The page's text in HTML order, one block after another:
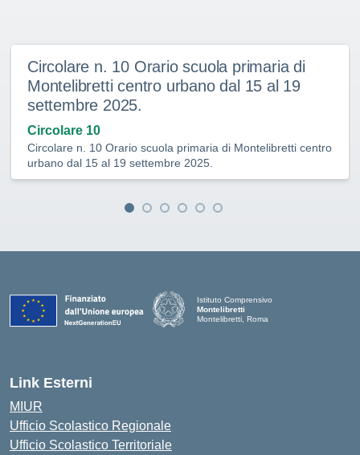
Circolare n. 10 Orario scuola primaria di
Montelibretti centro urbano dal 15 al 19
settembre 2025.
Circolare 10
Circolare n. 10 Orario scuola primaria di Montelibretti centro
urbano dal 15 al 19 settembre 2025.
Istituto Comprensivo
Montelibretti
Montelibretti, Roma
Link Esterni
MIUR
Ufficio Scolastico Regionale
Ufficio Scolastico Territoriale